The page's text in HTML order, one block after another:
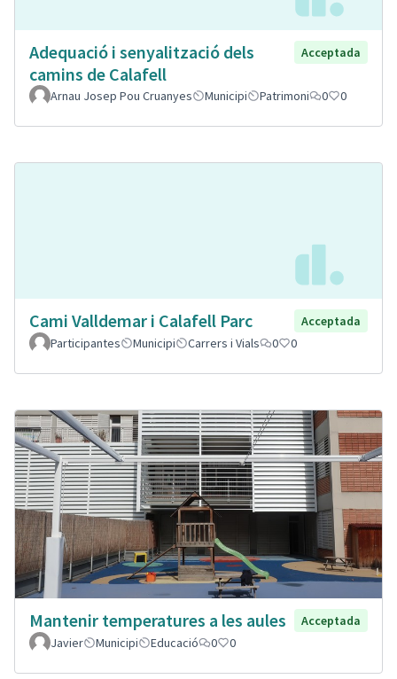
Adequació i senyalització dels
camins de Calafell
Acceptada
Arnau Josep Pou Cruanyes Municipi Patrimoni 0 0
Cami Valldemar i Calafell Parc
Acceptada
Participantes
Municipi Carrers i Vials 0 0
Mantenir temperatures a les aules
Acceptada
Javier
Municipi Educació 0 0